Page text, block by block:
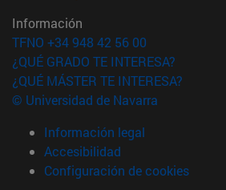
Información
TFNO +34 948 42 56 00
¿QUÉ GRADO TE INTERESA?
¿QUÉ MÁSTER TE INTERESA?
© Universidad de Navarra
Información legal
Accesibilidad
Configuración de cookies